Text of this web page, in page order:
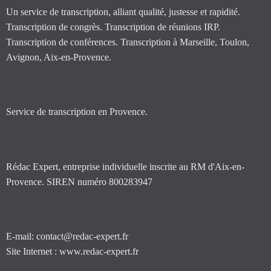
Un service de transcription, alliant qualité, justesse et rapidité.
Transcription de congrès. Transcription de réunions IRP.
Transcription de conférences. Transcription à Marseille, Toulon,
Avignon, Aix-en-Provence.
Service de transcription en Provence.
Rédac Expert, entreprise individuelle inscrite au RM d'Aix-en-
Provence. SIREN numéro 800283947
E-mail: contact@redac-expert.fr
Site Internet : www.redac-expert.fr